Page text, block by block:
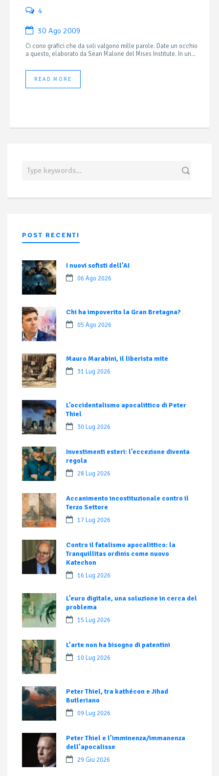
4
30 Ago 2009
Ci cono grafici che da soli valgono mille parole. Date un occhio
a questo, elaborato da Sean Malone del Mises Institute. In un...
READ MORE
POST RECENTI
I nuovi sofisti dell’AI
06 Ago 2026
Chi ha impoverito la Gran Bretagna?
05 Ago 2026
Mauro Marabini, il liberista mite
31 Lug 2026
L’occidentalismo apocalittico di Peter
Thiel
30 Lug 2026
Investimenti esteri: l’eccezione diventa
regola
28 Lug 2026
Accanimento incostituzionale contro il
Terzo Settore
17 Lug 2026
Contro il fatalismo apocalittico: la
Tranquillitas ordinis come nuovo
Katechon
16 Lug 2026
L’euro digitale, una soluzione in cerca del
problema
15 Lug 2026
L’arte non ha bisogno di patentini
10 Lug 2026
Peter Thiel, tra kathécon e Jihad
Butleriano
09 Lug 2026
Peter Thiel e l’imminenza/immanenza
dell’apocalisse
29 Giu 2026